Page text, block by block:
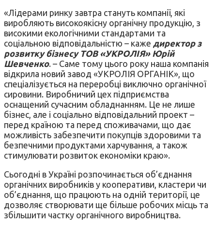
«Лідерами ринку завтра стануть компанії, які
виробляють високоякісну органічну продукцію, з
високими екологічними стандартами та
соціальною відповідальністю – каже директор з
розвитку бізнесу ТОВ «УКРОЛІЯ» Юрій
Шевченко. – Саме тому цього року наша компанія
відкрила новий завод «УКРОЛІЯ ОРГАНІК», що
спеціалізується на переробці виключно органічної
сировини. Виробничий цех підприємства
оснащений сучасним обладнанням. Це не лише
бізнес, але і соціально відповідальний проект –
перед країною та перед споживачами, що дає
можливість забезпечити покупців здоровими та
безпечними продуктами харчування, а також
стимулювати розвиток економіки краю».
Сьогодні в Україні розпочинається об’єднання
органічних виробників у кооперативи, кластери чи
об’єднання, що працюють на одній території, це
дозволяє створювати ще більше робочих місць та
збільшити частку органічного виробництва.